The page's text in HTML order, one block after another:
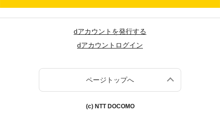
dアカウントを発行する
dアカウントログイン
ページトップへ
(c) NTT DOCOMO